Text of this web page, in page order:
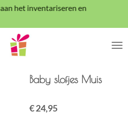
het inventariseren en
Baby slofjes Muis
€ 24,95